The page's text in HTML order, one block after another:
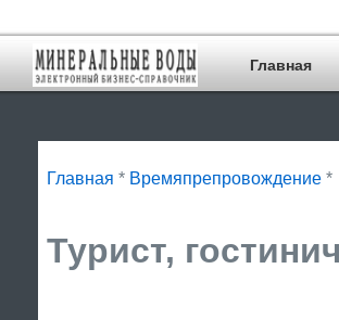
Главная
Главная * Времяпрепровождение *
Турист,